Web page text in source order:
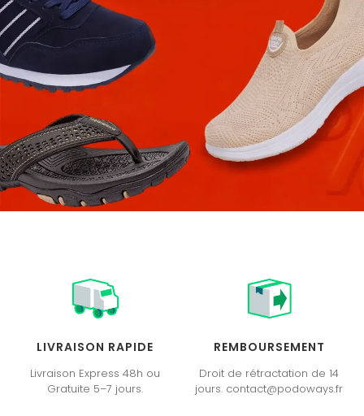
LIVRAISON RAPIDE
Livraison Express 48h ou
Gratuite 5–7 jours.
REMBOURSEMENT
Droit de rétractation de 14
jours. contact@podoways.fr